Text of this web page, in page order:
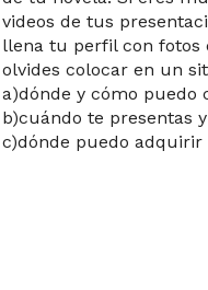
videos de tus
llena tu perfil con fotos
olvides colocar en un
a)dónde y cómo puedo
b)cuándo te presentas y
c)dónde puedo